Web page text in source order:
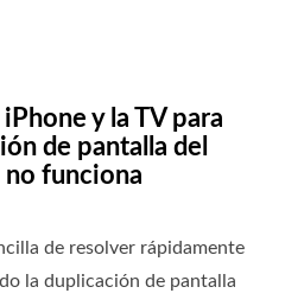
y la TV para
de pantalla del
no funciona
de resolver rápidamente
la duplicación de pantalla